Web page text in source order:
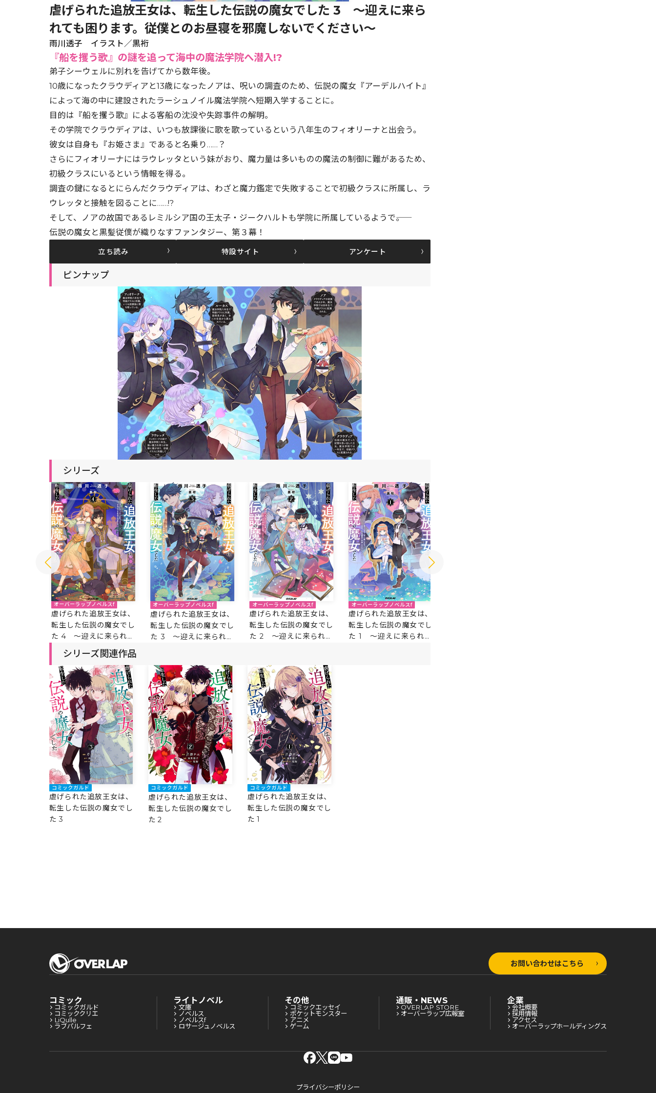
虐げられた追放王女は、転生した伝説の魔女でした 3 ～迎えに来ら
れても困ります。従僕とのお昼寝を邪魔しないでください～
雨川透子 イラスト／黒裄
『船を攫う歌』の謎を追って海中の魔法学院へ潜入!?
弟子シーウェルに別れを告げてから数年後。
10歳になったクラウディアと13歳になったノアは、呪いの調査のため、伝説の魔女『アーデルハイト』
によって海の中に建設されたラーシュノイル魔法学院へ短期入学することに。
目的は『船を攫う歌』による客船の沈没や失踪事件の解明。
その学院でクラウディアは、いつも放課後に歌を歌っているという八年生のフィオリーナと出会う。
彼女は自身も『お姫さま』であると名乗り……？
さらにフィオリーナにはラウレッタという妹がおり、魔力量は多いものの魔法の制御に難があるため、
初級クラスにいるという情報を得る。
調査の鍵になるとにらんだクラウディアは、わざと魔力鑑定で失敗することで初級クラスに所属し、ラ
ウレッタと接触を図ることに……!?
そして、ノアの故国であるレミルシア国の王太子・ジークハルトも学院に所属しているようで――。
伝説の魔女と黒髪従僕が織りなすファンタジー、第３幕！
立ち読み 特設サイト アンケート
ピンナップ
シリーズ
オーバーラップノベルスf
虐げられた追放王女は、
転生した伝説の魔女でし
た 4 ～迎えに来られて
も困ります。従僕とのお
昼寝を邪魔しないでくだ
さい～
オーバーラップノベルスf
虐げられた追放王女は、
転生した伝説の魔女でし
た 3 ～迎えに来られて
さい～
オーバーラップノベルスf
虐げられた追放王女は、
転生した伝説の魔女でし
た 2 ～迎えに来られて
さい～
オーバーラップノベルスf
虐げられた追放王女は、
転生した伝説の魔女でし
た 1 ～迎えに来られて
シリーズ関連作品
コミックガルド
虐げられた追放王女は、
転生した伝説の魔女でし
た 3
コミックガルド
虐げられた追放王女は、
転生した伝説の魔女でし
た 2
コミックガルド
虐げられた追放王女は、
転生した伝説の魔女でし
た 1
お問い合わせはこちら
コミック
コミックガルド
コミッククリエ
LiQulle
ラブパルフェ
ライトノベル
文庫
ノベルス
ノベルスf
ロサージュノベルス
その他
コミックエッセイ
ポケットモンスター
アニメ
ゲーム
通販・NEWS
OVERLAP STORE
オーバーラップ広報室
企業
会社概要
採用情報
アクセス
オーバーラップホールディングス
プライバシーポリシー